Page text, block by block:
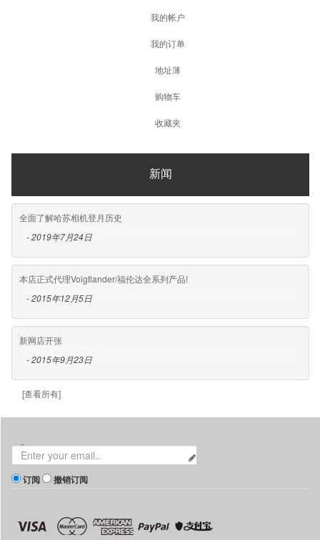
我的帐户
我的订单
地址薄
购物车
收藏夹
新闻
全面了解哈苏相机登月历史
- 2019年7月24日
本店正式代理Voigtlander/福伦达全系列产品!
- 2015年12月5日
新网店开张
- 2015年9月23日
[查看所有]
订阅 撤销订阅